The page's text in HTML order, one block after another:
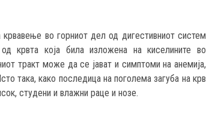
во горниот дел од дигестивниот систем
крвта која била изложена на киселините во
тракт може да се јават и симптоми на анемија,
така, како последица на поголема загуба на крв
студени и влажни раце и нозе.